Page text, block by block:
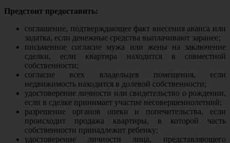
Предстоит предоставить:
соглашение, подтверждающее факт внесения аванса или
задатка, если денежные средства выплачивают заранее;
письменное согласие мужа или жены на заключение
сделки, если квартира находится в совместной
собственности;
согласие всех владельцев помещения, если
недвижимость находится в долевой собственности;
удостоверение личности или свидетельство о рождении,
если в сделке принимает участие несовершеннолетний;
разрешение органов опеки и попечительства, если
происходит продажа квартиры, в которой часть
собственности принадлежит ребенку;
удостоверение личности лица, представляющего